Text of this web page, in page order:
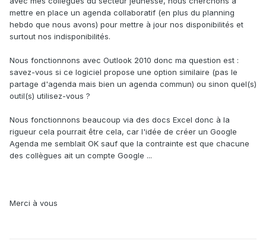
mettre en place un agenda collaboratif (en plus du planning
hebdo que nous avons) pour mettre à jour nos disponibilités et
surtout nos indisponibilités.
Nous fonctionnons avec Outlook 2010 donc ma question est :
savez-vous si ce logiciel propose une option similaire (pas le
partage d'agenda mais bien un agenda commun) ou sinon quel(s)
outil(s) utilisez-vous ?
Nous fonctionnons beaucoup via des docs Excel donc à la
rigueur cela pourrait être cela, car l'idée de créer un Google
Agenda me semblait OK sauf que la contrainte est que chacune
des collègues ait un compte Google ...
Merci à vous